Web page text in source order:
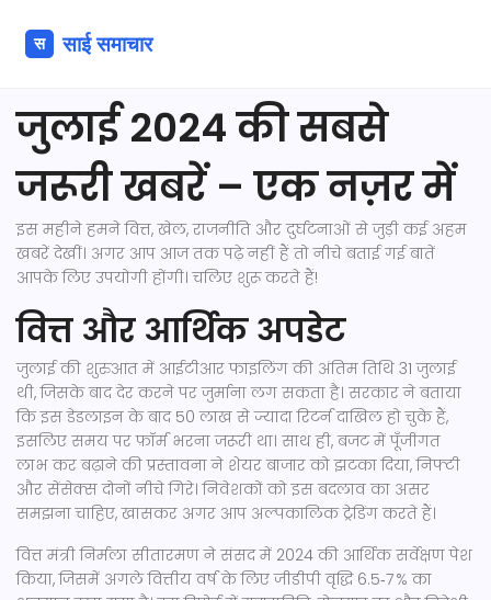
जुलाई 2024 की सबसे
जरूरी खबरें – एक नज़र में
इस महीने हमने वित्त, खेल, राजनीति और दुर्घटनाओं से जुड़ी कई अहम
खबरें देखीं। अगर आप आज तक पढ़े नहीं हैं तो नीचे बताई गई बातें
आपके लिए उपयोगी होंगी। चलिए शुरू करते हैं!
वित्त और आर्थिक अपडेट
जुलाई की शुरुआत में आईटीआर फाइलिंग की अंतिम तिथि 31 जुलाई
थी, जिसके बाद देर करने पर जुर्माना लग सकता है। सरकार ने बताया
कि इस डेडलाइन के बाद 50 लाख से ज्यादा रिटर्न दाखिल हो चुके हैं,
इसलिए समय पर फ़ॉर्म भरना जरूरी था। साथ ही, बजट में पूँजीगत
लाभ कर बढ़ाने की प्रस्तावना ने शेयर बाजार को झटका दिया, निफ्टी
और सेंसेक्स दोनों नीचे गिरे। निवेशकों को इस बदलाव का असर
समझना चाहिए, खासकर अगर आप अल्पकालिक ट्रेडिंग करते हैं।
वित्त मंत्री निर्मला सीतारमण ने संसद में 2024 की आर्थिक सर्वेक्षण पेश
किया, जिसमें अगले वित्तीय वर्ष के लिए जीडीपी वृद्धि 6.5‑7 % का